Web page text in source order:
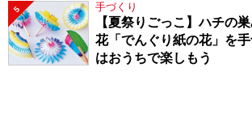
5 手づくり
【夏祭りごっこ】ハチの
花「でんぐり紙の花」を
はおうちで楽しもう